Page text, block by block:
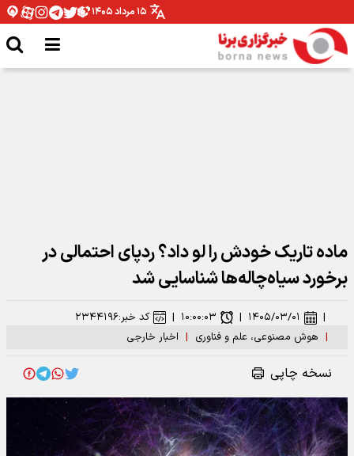
۱۵ مرداد ۱۴۰۵
ماده تاریک خودش را لو داد؟ ردپای احتمالی در
برخورد سیاه‌چاله‌ها شناسایی شد
| هوش مصنوعی، علم و فناوری | اخبار خارجی
| ۱۴۰۵/۰۳/۰۱ | ۱۰:۰۰:۰۳ | کد خبر:۲۳۴۴۱۹۶
نسخه چاپی